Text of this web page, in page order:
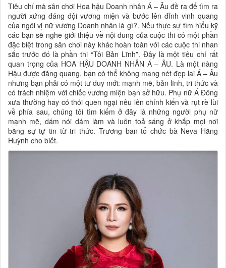
Tiêu chí mà sân chơi Hoa hậu Doanh nhân Á – Âu đề ra để tìm ra
người xứng đáng đội vương miện và bước lên đỉnh vinh quang
của ngôi vị nữ vương Doanh nhân là gì?. Nếu thực sự tìm hiểu kỹ
các bạn sẽ nghe giới thiệu về nội dung của cuộc thi có một phần
đặc biệt trong sân chơi này khác hoàn toàn với các cuộc thi nhan
sắc trước đó là phần thi “Tôi Bản Lĩnh”. Đây là một tiêu chí rất
quan trọng của HOA HẬU DOANH NHÂN Á – ÂU. Là một nàng
Hậu được đăng quang, bạn có thể không mang nét đẹp lai Á – Âu
nhưng bạn phải có một tư duy mới: mạnh mẽ, bản lĩnh, tri thức và
có trách nhiệm với chiếc vương miện bạn sở hữu. Phụ nữ Á Đông
xưa thường hay có thói quen ngại nêu lên chính kiến và rụt rè lùi
về phía sau, chúng tôi tìm kiếm ở đây là những người phụ nữ
mạnh mẽ, dám nói dám làm và luôn toả sáng ở khắp mọi nơi
bằng sự tự tin từ tri thức. Trương ban tổ chức bà Neva Hằng
Huỳnh cho biết.